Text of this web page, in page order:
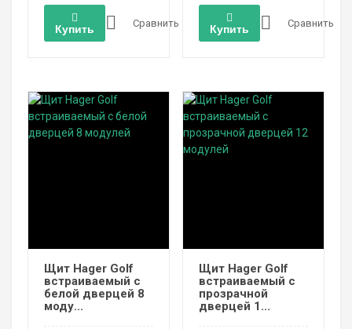
Купить Сравнить Купить Сравнить
Щит Hager Golf
встраиваемый с
белой дверцей 8
моду...
Щит Hager Golf
встраиваемый с
прозрачной
дверцей 1...